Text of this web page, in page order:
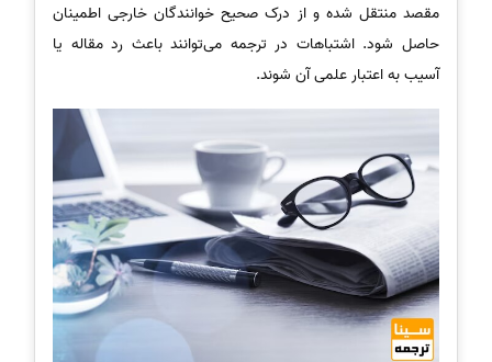
مقصد منتقل شده و از درک صحیح خوانندگان خارجی اطمینان
حاصل شود. اشتباهات در ترجمه می‌توانند باعث رد مقاله یا
آسیب به اعتبار علمی آن شوند.